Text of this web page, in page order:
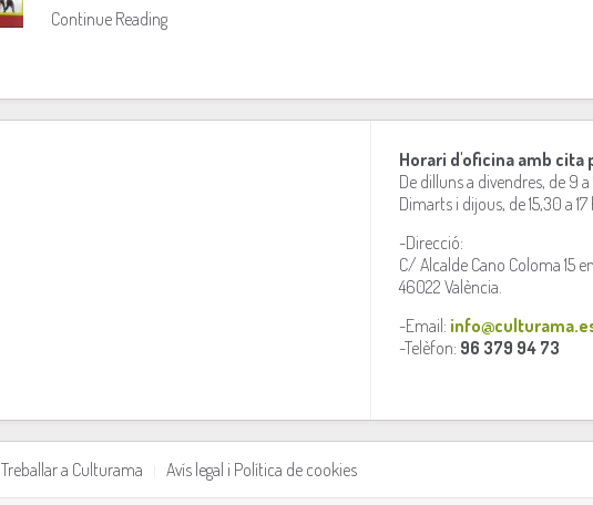
Continue Reading
Horari d'oficina amb cita
De dilluns a divendres, de 9 a
Dimarts i dijous, de 15,30 a 17
-Direcció:
C/ Alcalde Cano Coloma 15
46022 València.
-Email:
-Telèfon: 96 379 94 73
Treballar a Culturama Avís legal i Política de cookies